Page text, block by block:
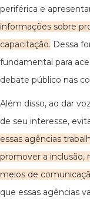
periférica e
informações sobre
capacitação. Dessa
fundamental para
debate público nas
Além disso, ao dar
de seu interesse,
essas agências
promover a inclusão,
meios de
que essas agências